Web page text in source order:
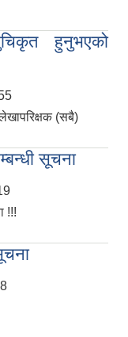
हुनुभएको
(सबै)
सूचना
!!!